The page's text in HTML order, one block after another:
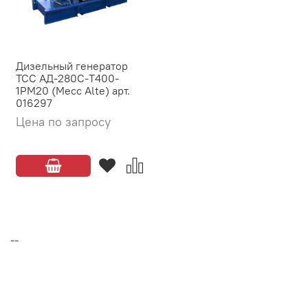
Дизельный генератор
ТСС АД-280С-Т400-
1РМ20 (Mecc Alte) арт.
016297
Цена по запросу
--